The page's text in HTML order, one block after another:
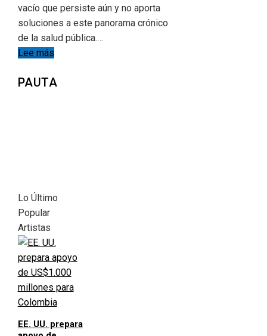
vacío que persiste aún y no aporta
soluciones a este panorama crónico
de la salud pública.…
Lee más
PAUTA
Lo Último
Popular
Artistas
EE. UU. prepara